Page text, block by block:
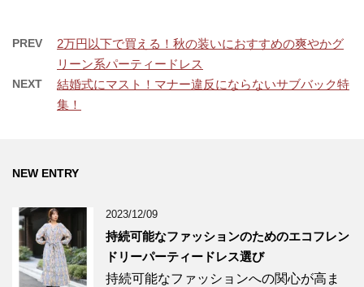
PREV
2万円以下で買える！秋の装いにおすすめの爽やかグ
リーン系パーティードレス
NEXT
結婚式にマスト！マナー違反にならないサブバック特
集！
NEW ENTRY
2023/12/09
持続可能なファッションのためのエコフレン
ドリーパーティードレス選び
持続可能なファッションへの関心が高ま